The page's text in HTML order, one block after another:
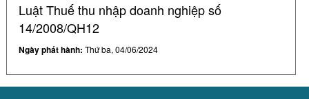
Luật Thuế thu nhập doanh nghiệp số
14/2008/QH12
Ngày phát hành: Thứ ba, 04/06/2024